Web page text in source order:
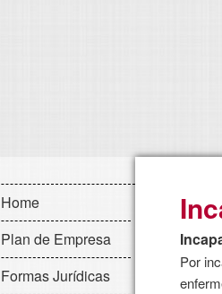
Home
Plan de Empresa
Formas Jurídicas
Por